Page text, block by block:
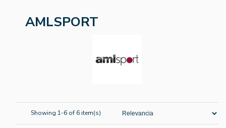
AMLSPORT
Showing 1-6 of 6 item(s)